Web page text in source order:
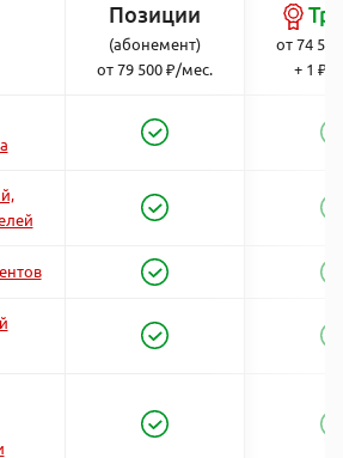
Позиции
(абонемент)
от 79 500 ₽/мес.
от 74
+ 1 ₽/